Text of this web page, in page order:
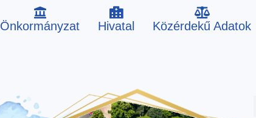
Önkormányzat Hivatal Közérdekű Adatok